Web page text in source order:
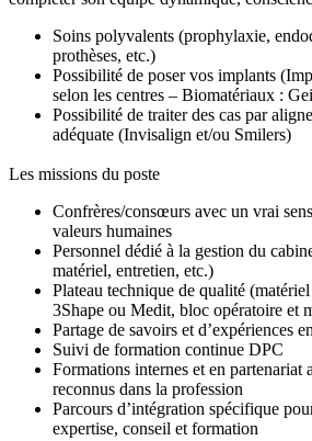
Soins polyvalents (prophylaxie,
prothèses, etc.)
Possibilité de poser vos implants
selon les centres – Biomatériaux :
Possibilité de traiter des cas par
adéquate (Invisalign et/ou Smilers)
Les missions du poste
Confrères/consœurs avec un vrai
valeurs humaines
Personnel dédié à la gestion du
matériel, entretien, etc.)
Plateau technique de qualité
3Shape ou Medit, bloc opératoire et
Partage de savoirs et d’expériences
Suivi de formation continue DPC
Formations internes et en partenariat
reconnus dans la profession
Parcours d’intégration spécifique
expertise, conseil et formation